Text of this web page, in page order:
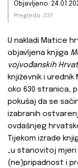
Objavljeno:
Pregleda: 337
U nakladi Matice
objavljena knjiga
vojvođanskih
književnik i urednik
oko 630 stranica,
pokušaj da se
izabranih
ovdašnjeg
Tijekom izrade
„u stanovitoj
(ne)pripadnost i